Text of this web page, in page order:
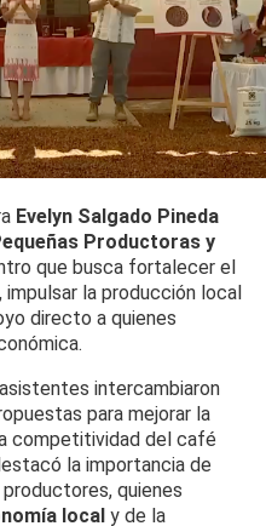
Evelyn Salgado Pineda
Productoras y
que busca fortalecer el
la producción local
directo a quienes
intercambiaron
para mejorar la
competitividad del café
la importancia de
quienes
local y de la